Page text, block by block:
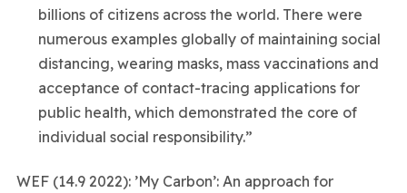
billions of citizens across the world. There were
numerous examples globally of maintaining social
distancing, wearing masks, mass vaccinations and
acceptance of contact-tracing applications for
public health, which demonstrated the core of
individual social responsibility.”
WEF (14.9 2022): ’My Carbon’: An approach for